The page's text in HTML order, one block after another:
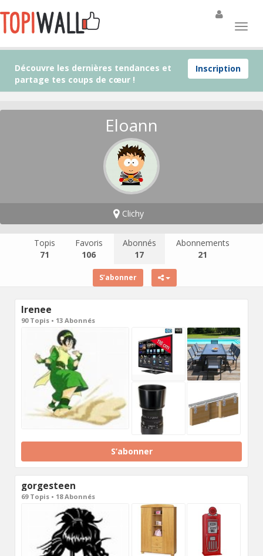
Inscription
Découvre les dernières tendances et
partage tes coups de cœur !
Eloann
Clichy
Topis
71
Favoris
106
Abonnés
17
Abonnements
21
S’abonner
Irenee
90 Topis • 13 Abonnés
S’abonner
gorgesteen
69 Topis • 18 Abonnés